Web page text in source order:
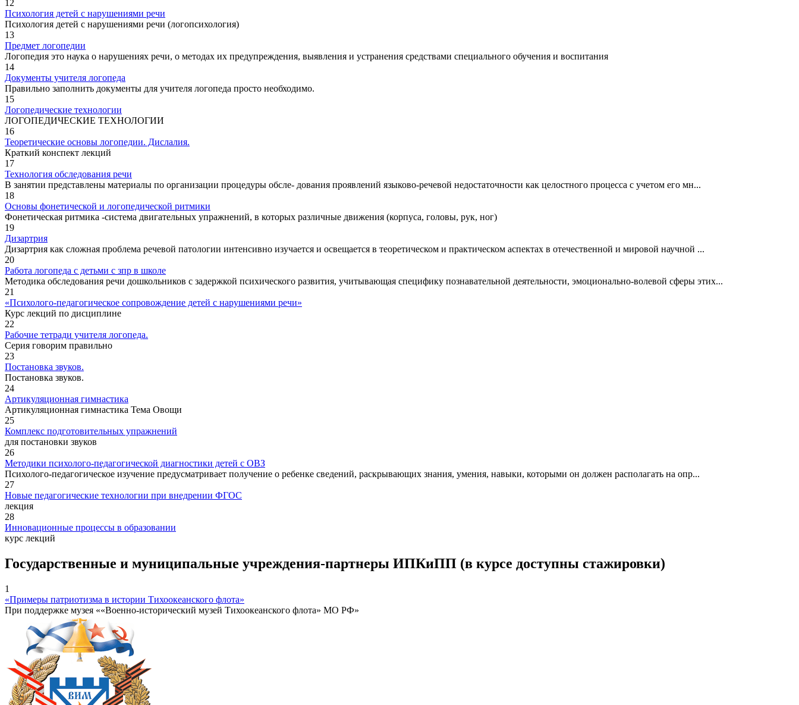
12
Психология детей с нарушениями речи
Психология детей с нарушениями речи (логопсихология)
13
Предмет логопедии
Логопедия это наука о нарушениях речи, о методах их предупреждения, выявления и устранения средствами специального обучения и воспитания
14
Документы учителя логопеда
Правильно заполнить документы для учителя логопеда просто необходимо.
15
Логопедические технологии
ЛОГОПЕДИЧЕСКИЕ ТЕХНОЛОГИИ
16
Теоретические основы логопедии. Дислалия.
Краткий конспект лекций
17
Технология обследования речи
В занятии представлены материалы по организации процедуры обсле- дования проявлений языково-речевой недостаточности как целостного процесса с учетом его мн...
18
Основы фонетической и логопедической ритмики
Фонетическая ритмика -система двигательных упражнений, в которых различные движения (корпуса, головы, рук, ног)
19
Дизартрия
Дизартрия как сложная проблема речевой патологии интенсивно изучается и освещается в теоретическом и практическом аспектах в отечественной и мировой научной ...
20
Работа логопеда с детьми с зпр в школе
Методика обследования речи дошкольников с задержкой психического развития, учитывающая специфику познавательной деятельности, эмоционально-волевой сферы этих...
21
«Психолого-педагогическое сопровождение детей с нарушениями речи»
Курс лекций по дисциплине
22
Рабочие тетради учителя логопеда.
Серия говорим правильно
23
Постановка звуков.
Постановка звуков.
24
Артикуляционная гимнастика
Артикуляционная гимнастика Тема Овощи
25
Комплекс подготовительных упражнений
для постановки звуков
26
Методики психолого-педагогической диагностики детей с ОВЗ
Психолого-педагогическое изучение предусматривает получение о ребенке сведений, раскрывающих знания, умения, навыки, которыми он должен располагать на опр...
27
Новые педагогические технологии при внедрении ФГОС
лекция
28
Инновационные процессы в образовании
курс лекций
Государственные и муниципальные учреждения-партнеры ИПКиПП (в курсе доступны стажировки)
1
«Примеры патриотизма в истории Тихоокеанского флота»
При поддержке музея ««Военно-исторический музей Тихоокеанского флота» МО РФ»